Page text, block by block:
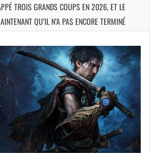
TROIS GRANDS COUPS EN 2026, ET LE
QU’IL N’A PAS ENCORE TERMINÉ